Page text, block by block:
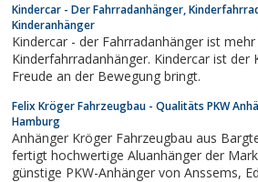
Fabrikate, ein Lager „Alles für den Anhängereigenbau“ und ca. 35
verschiedene...
Kindercar - Der Fahrradanhänger,
Kinderanhänger
Kindercar - der Fahrradanhänger ist
Kinderfahrradanhänger. Kindercar ist der
Freude an der Bewegung bringt.
Felix Kröger Fahrzeugbau - Qualitäts PKW
Hamburg
Anhänger Kröger Fahrzeugbau aus
fertigt hochwertige Aluanhänger der
günstige PKW-Anhänger von Anssems, Eduarad, Saris, Koch,